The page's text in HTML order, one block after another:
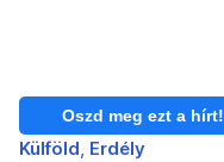
Oszd meg ezt a hírt!
Külföld Erdély